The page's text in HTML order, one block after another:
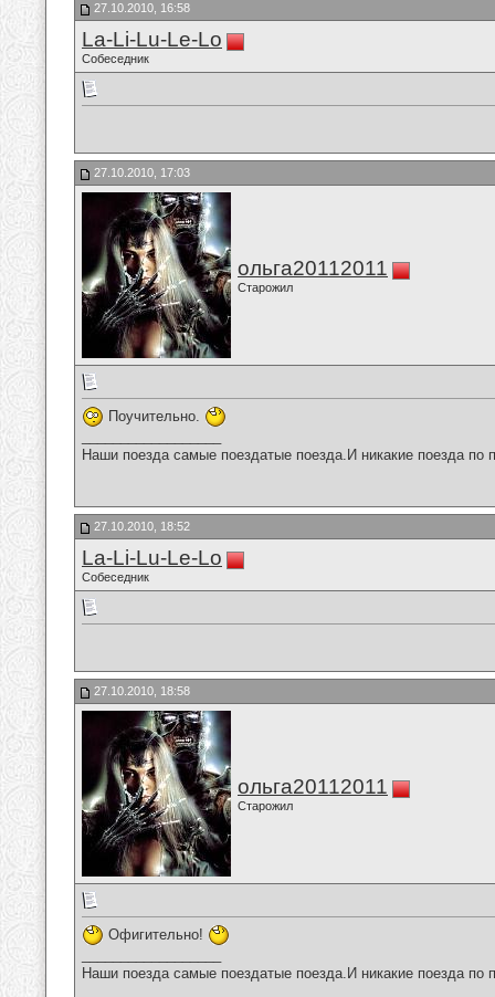
27.10.2010, 16:58
La-Li-Lu-Le-Lo
Собеседник
27.10.2010, 17:03
ольга20112011
Старожил
Поучительно.
Наши поезда самые поездатые поезда.И никакие поезда по
27.10.2010, 18:52
La-Li-Lu-Le-Lo
Собеседник
27.10.2010, 18:58
ольга20112011
Старожил
Офигительно!
Наши поезда самые поездатые поезда.И никакие поезда по